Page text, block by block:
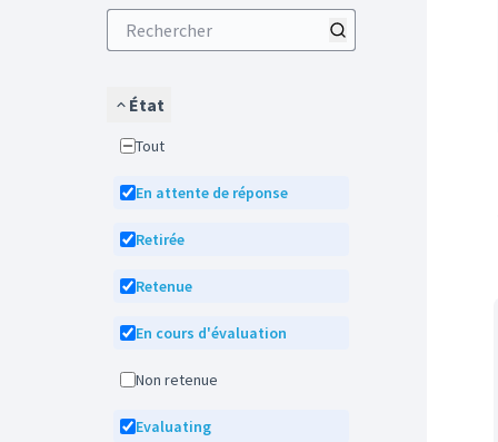
État
Tout
En attente de réponse
Retirée
Retenue
En cours d'évaluation
Non retenue
Evaluating